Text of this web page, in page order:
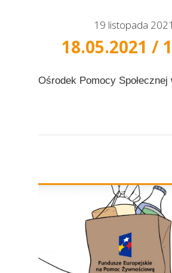
19 listopada 2021
18.05.2021 /
Ośrodek Pomocy Społecznej